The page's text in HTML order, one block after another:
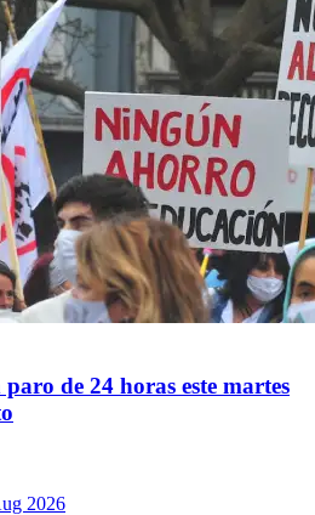
de 24 horas este martes
2026